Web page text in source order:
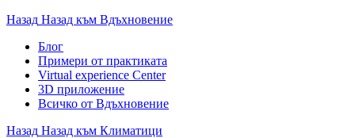
Назад Назад към Вдъхновение
Блог
Примери от практиката
Virtual experience Center
3D приложение
Всичко от Вдъхновение
Назад Назад към Климатици